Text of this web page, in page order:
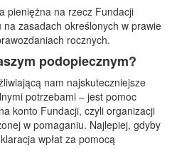
pieniężna na rzecz Fundacji
zasadach określonych w prawie
rocznych.
podopiecznym?
nam najskuteczniejsze
potrzebami – jest pomoc
konto Fundacji, czyli organizacji
w pomaganiu. Najlepiej, gdyby
wpłat za pomocą